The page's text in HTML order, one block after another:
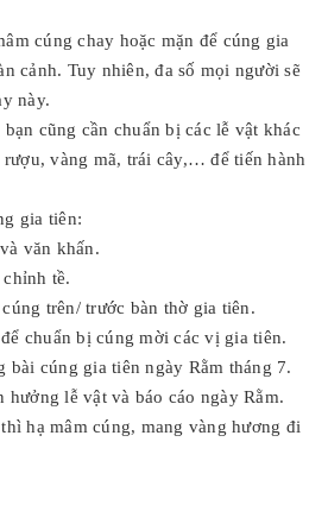
cúng chay hoặc mặn để cúng gia
cảnh. Tuy nhiên, đa số mọi người sẽ
này.
cũng cần chuẩn bị các lễ vật khác
vàng mã, trái cây,… để tiến hành
gia tiên:
văn khấn.
tề.
trên/ trước bàn thờ gia tiên.
chuẩn bị cúng mời các vị gia tiên.
cúng gia tiên ngày Rằm tháng 7.
lễ vật và báo cáo ngày Rằm.
hạ mâm cúng, mang vàng hương đi